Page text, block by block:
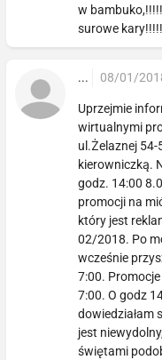
w
surowe
... 08/01/
Uprzejmie
wirtualnymi
ul.Żelaznej 54-
kierowniczką.
godz. 14:00
promocji na
który jest
02/2018. Po
wcześnie
7:00.
7:00. O godz
dowiedziałam
jest
świętami